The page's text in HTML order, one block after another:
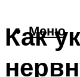
Меню
Как